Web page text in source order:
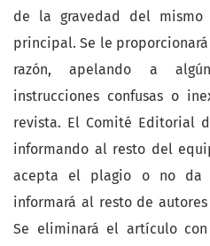
de la gravedad del
principal. Se le
razón, apelando a
instrucciones confusas o
revista. El Comité Editorial
informando al resto del
acepta el plagio o no da
informará al resto de
Se eliminará el artículo